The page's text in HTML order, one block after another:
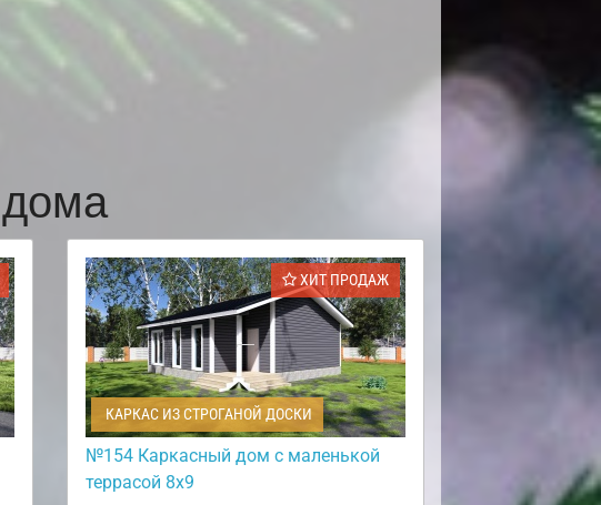
ХИТ ПРОДАЖ
КАРКАС ИЗ СТРОГАНОЙ ДОСКИ
№154 Каркасный дом с маленькой
террасой 8х9